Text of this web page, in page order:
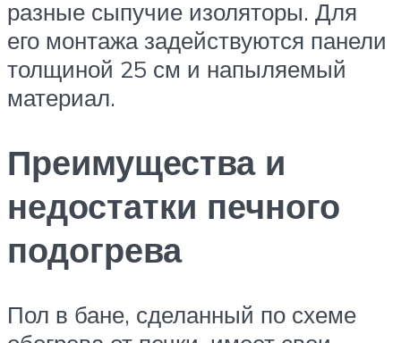
разные сыпучие изоляторы. Для
его монтажа задействуются панели
толщиной 25 см и напыляемый
материал.
Преимущества и
недостатки печного
подогрева
Пол в бане, сделанный по схеме